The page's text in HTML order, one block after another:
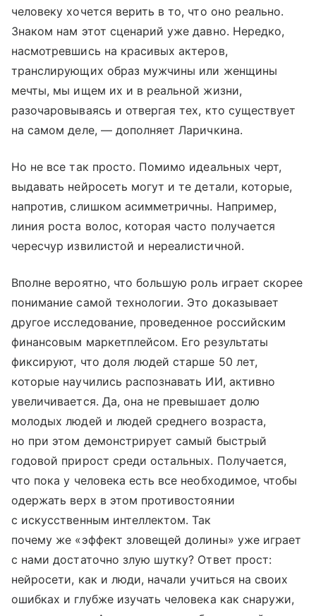
человеку хочется верить в то, что оно реально.
Знаком нам этот сценарий уже давно. Нередко,
насмотревшись на красивых актеров,
транслирующих образ мужчины или женщины
мечты, мы ищем их и в реальной жизни,
разочаровываясь и отвергая тех, кто существует
на самом деле, — дополняет Ларичкина.
Но не все так просто. Помимо идеальных черт,
выдавать нейросеть могут и те детали, которые,
напротив, слишком асимметричны. Например,
линия роста волос, которая часто получается
чересчур извилистой и нереалистичной.
Вполне вероятно, что большую роль играет скорее
понимание самой технологии. Это доказывает
другое исследование, проведенное российским
финансовым маркетплейсом. Его результаты
фиксируют, что доля людей старше 50 лет,
которые научились распознавать ИИ, активно
увеличивается. Да, она не превышает долю
молодых людей и людей среднего возраста,
но при этом демонстрирует самый быстрый
годовой прирост среди остальных. Получается,
что пока у человека есть все необходимое, чтобы
одержать верх в этом противостоянии
с искусственным интеллектом. Так
почему же «эффект зловещей долины» уже играет
с нами достаточно злую шутку? Ответ прост:
нейросети, как и люди, начали учиться на своих
ошибках и глубже изучать человека как снаружи,